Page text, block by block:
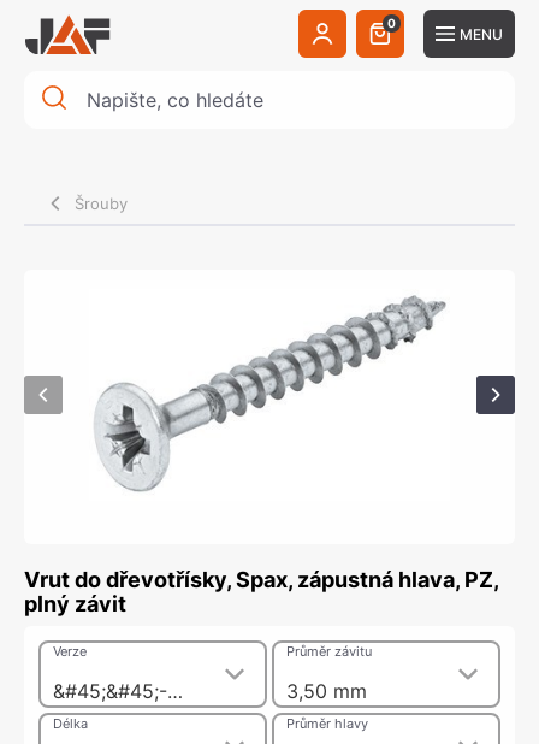
0
MENU
Šrouby
Vrut do dřevotřísky, Spax, zápustná hlava, PZ,
plný závit
&#45;&#45;-Hranatá špička s patentovaným profilem dříku a víceúčelovou hlavou
Verze
3,50 mm
Průměr závitu
Délka Průměr hlavy